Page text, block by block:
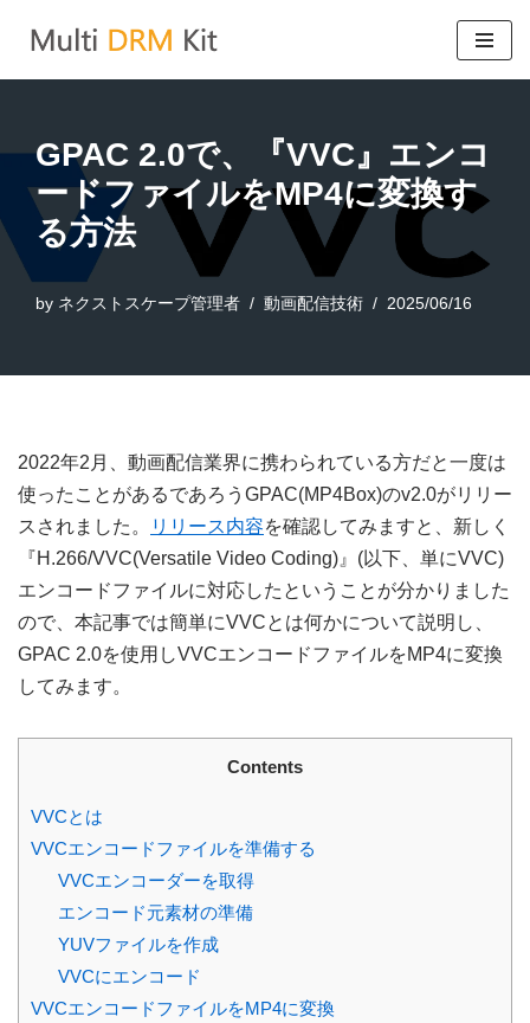
ツ
ス
GPAC 2.0で、『VVC』エンコ
ードファイルをMP4に変換す
る方法
by ネクストスケープ管理者 動画配信技術 2025/06/16
2022年2月、動画配信業界に携わられている方だと一度は
使ったことがあるであろうGPAC(MP4Box)のv2.0がリリー
スされました。
リリース内容を確認してみますと、新しく
『H.266/VVC(Versatile Video Coding)』(以下、単にVVC)
エンコードファイルに対応したということが分かりました
ので、本記事では簡単にVVCとは何かについて説明し、
GPAC 2.0を使用しVVCエンコードファイルをMP4に変換
してみます。
Contents
VVCとは
VVCエンコードファイルを準備する
VVCエンコーダーを取得
エンコード元素材の準備
YUVファイルを作成
VVCにエンコード
VVCエンコードファイルをMP4に変換